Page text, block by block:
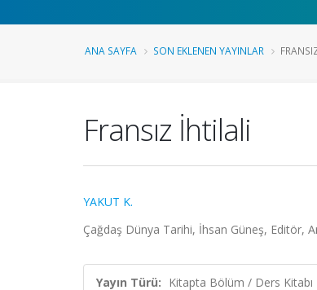
ANA SAYFA SON EKLENEN YAYINLAR
Fransız İhtilali
YAKUT K.
Çağdaş Dünya Tarihi, İhsan Güneş, Editör,
Yayın Türü: Kitapta Bölüm / Ders Kitabı